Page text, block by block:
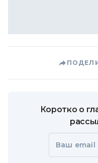
Коротко о
Ваш email